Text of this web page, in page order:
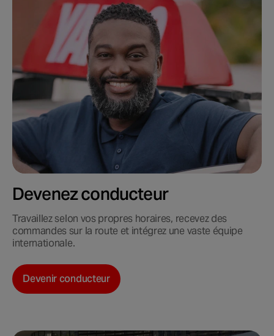
Devenez conducteur
Travaillez selon vos propres horaires, recevez des
commandes sur la route et intégrez une vaste équipe
internationale.
Devenir conducteur